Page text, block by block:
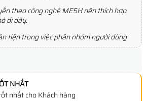
theo công nghệ MESH nên thích hợp
đi dây.
tiện trong việc phân nhóm người dùng
NHẤT
nhất cho Khách hàng